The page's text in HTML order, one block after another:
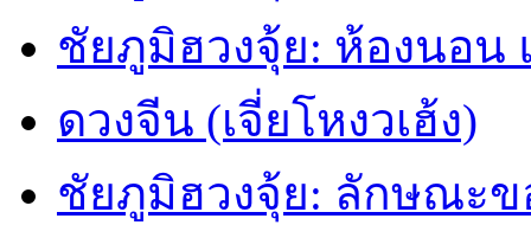
ชัยภูมิฮวงจุ้ย: ห้องนอน
ดวงจีน (เจี่ยโหงวเฮ้ง)
ชัยภูมิฮวงจุ้ย: ลักษณะ